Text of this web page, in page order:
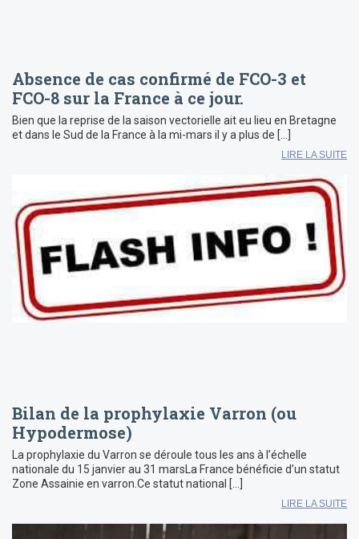
Absence de cas confirmé de FCO-3 et
FCO-8 sur la France à ce jour.
Bien que la reprise de la saison vectorielle ait eu lieu en Bretagne
et dans le Sud de la France à la mi-mars il y a plus de […]
LIRE LA SUITE
Bilan de la prophylaxie Varron (ou
Hypodermose)
La prophylaxie du Varron se déroule tous les ans à l’échelle
nationale du 15 janvier au 31 marsLa France bénéficie d’un statut
Zone Assainie en varron.Ce statut national […]
LIRE LA SUITE